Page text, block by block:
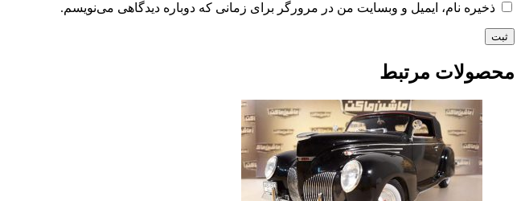
ذخیره نام، ایمیل و وبسایت من در مرورگر برای زمانی که دوباره دیدگاهی می‌نویسم.
محصولات مرتبط